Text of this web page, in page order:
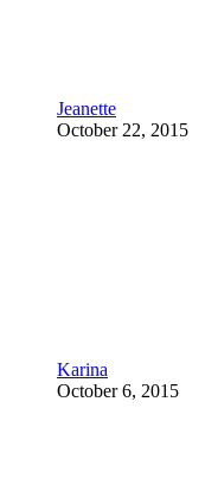
Jeanette
October 22, 2015
Karina
October 6, 2015